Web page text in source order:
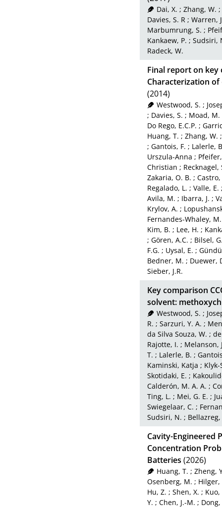
Dai, X. ; Zhang, W. ;
Davies, S. R ; Warren,
Marbumrung, S. ;
Kankaew, P. ; Sudsiri,
Radeck, W.
Final report on key
Characterization
(2014)
Westwood, S. ;
; Davies, S. ; Moad, M.
Do Rego, E.C.P. ;
Huang, T. ; Zhang, W.
; Gantois, F. ; Lalerle,
Urszula-Anna ;
Christian ;
Zakaria, O. B. ; Castro,
Regalado, L. ; Valle, E.
Avila, M. ; Ibarra, J. ;
Krylov, A. ;
Fernandes-Whaley, M.
Kim, B. ; Lee, H. ;
; Gören, A.C. ; Bilsel,
F.G. ; Uysal, E. ;
Bedner, M. ; Duewer,
Sieber, J.R.
Key comparison
solvent:
Westwood, S. ;
R. ; Sarzuri, Y. A. ;
da Silva Souza, W. ;
Rajotte, I. ; Melanson,
T. ; Lalerle, B. ;
Kaminski, Katja ;
Skotidaki, E. ;
Calderón, M. A. A. ;
Ting, L. ; Mei, G. E. ;
Swiegelaar, C. ;
Sudsiri, N. ; Bellazreg,
Cavity-Engineered
Concentration
Batteries (2026)
Huang, T. ; Zheng,
Osenberg, M. ; Hilger,
Hu, Z. ; Shen, X. ; Kuo,
Y. ; Chen, J.-M. ; Dong,